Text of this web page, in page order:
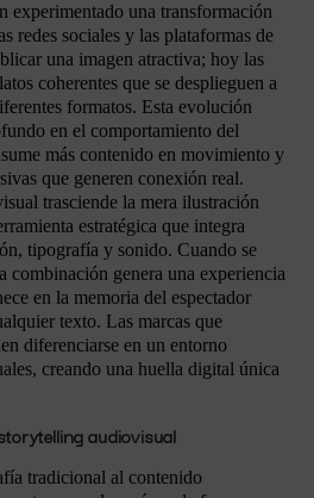
experimentado una transformación
redes sociales y las plataformas de
una imagen atractiva; hoy las
coherentes que se desplieguen a
formatos. Esta evolución
en el comportamiento del
más contenido en movimiento y
que generen conexión real.
trasciende la mera ilustración
estratégica que integra
tipografía y sonido. Cuando se
combinación genera una experiencia
en la memoria del espectador
texto. Las marcas que
diferenciarse en un entorno
creando una huella digital única
audiovisual
tradicional al contenido